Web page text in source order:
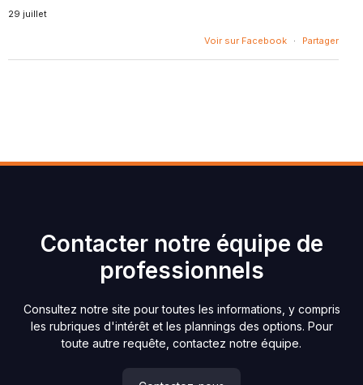
29 juillet
Voir sur Facebook · Partager
Contacter notre équipe de
professionnels
Consultez notre site pour toutes les informations, y compris
les rubriques d'intérêt et les plannings des options. Pour
toute autre requête, contactez notre équipe.